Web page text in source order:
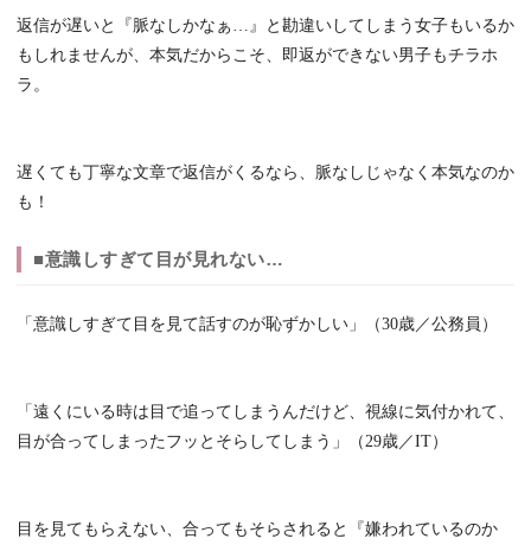
返信が遅いと『脈なしかなぁ…』と勘違いしてしまう女子もいるか
もしれませんが、本気だからこそ、即返ができない男子もチラホ
ラ。
遅くても丁寧な文章で返信がくるなら、脈なしじゃなく本気なのか
も！
■意識しすぎて目が見れない…
「意識しすぎて目を見て話すのが恥ずかしい」（30歳／公務員）
「遠くにいる時は目で追ってしまうんだけど、視線に気付かれて、
目が合ってしまったフッとそらしてしまう」（29歳／IT）
目を見てもらえない、合ってもそらされると『嫌われているのか